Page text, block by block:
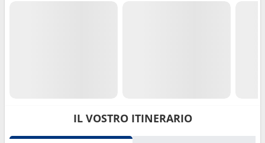
IL VOSTRO ITINERARIO